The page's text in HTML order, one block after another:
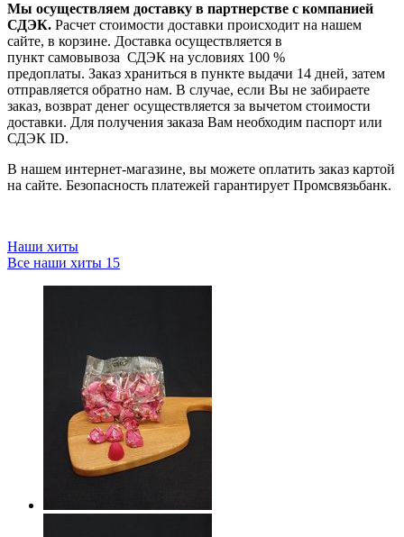
Мы осуществляем доставку в партнерстве с компанией
СДЭК. Расчет стоимости доставки происходит на нашем
сайте, в корзине. Доставка осуществляется в
пункт самовывоза СДЭК на условиях 100 %
предоплаты. Заказ храниться в пункте выдачи 14 дней, затем
отправляется обратно нам. В случае, если Вы не забираете
заказ, возврат денег осуществляется за вычетом стоимости
доставки. Для получения заказа Вам необходим паспорт или
СДЭК ID.
В нашем интернет-магазине, вы можете оплатить заказ картой
на сайте. Безопасность платежей гарантирует Промсвязьбанк.
Наши хиты
Все наши хиты 15